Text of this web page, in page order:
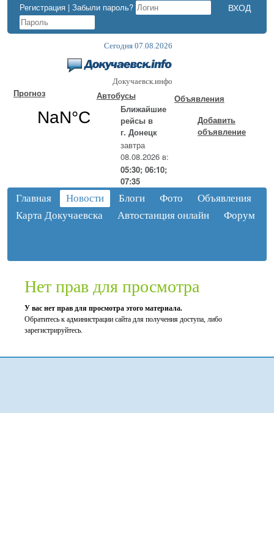
Регистрация | Забыли пароль?
Сегодня 07.08.2026
Докучаевск.инфо
Прогноз
Автобусы
Ближайшие
рейсы в
г. Донецк
завтра
08.08.2026 в:
05:30; 06:10;
07:35
Объявления
Добавить
объявление
Главная Новости Блоги Фото
Объявления
Карта Докучаевска
Автостанция онлайн Форум
Нет прав для просмотра
У вас нет прав для просмотра этого материала.
Обратитесь к администрации сайта для получения доступа, либо
зарегистрируйтесь.